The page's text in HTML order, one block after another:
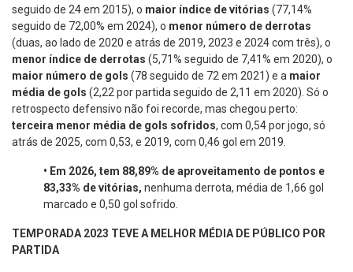
seguido de 24 em 2015), o maior índice de vitórias (77,14%
seguido de 72,00% em 2024), o menor número de derrotas
(duas, ao lado de 2020 e atrás de 2019, 2023 e 2024 com três), o
menor índice de derrotas (5,71% seguido de 7,41% em 2020), o
maior número de gols (78 seguido de 72 em 2021) e a maior
média de gols (2,22 por partida seguido de 2,11 em 2020). Só o
retrospecto defensivo não foi recorde, mas chegou perto:
terceira menor média de gols sofridos, com 0,54 por jogo, só
atrás de 2025, com 0,53, e 2019, com 0,46 gol em 2019.
• Em 2026, tem 88,89% de aproveitamento de pontos e
83,33% de vitórias, nenhuma derrota, média de 1,66 gol
marcado e 0,50 gol sofrido.
TEMPORADA 2023 TEVE A MELHOR MÉDIA DE PÚBLICO POR
PARTIDA